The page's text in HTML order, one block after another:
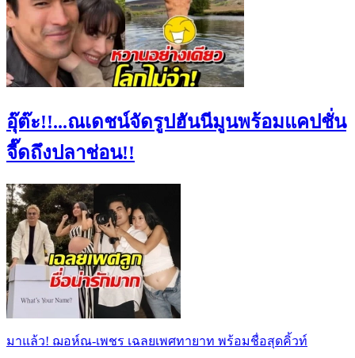
อุ๊ต๊ะ!!...ณเดชน์จัดรูปฮันนีมูนพร้อมแคปชั่น
จี๊ดถึงปลาช่อน!!
มาแล้ว! ฌอห์ณ-เพชร เฉลยเพศทายาท พร้อมชื่อสุดคิ้วท์